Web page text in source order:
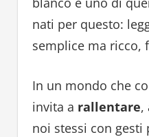
nati per questo:
semplice ma ricco,
In un mondo che
invita a rallentare,
noi stessi con gesti